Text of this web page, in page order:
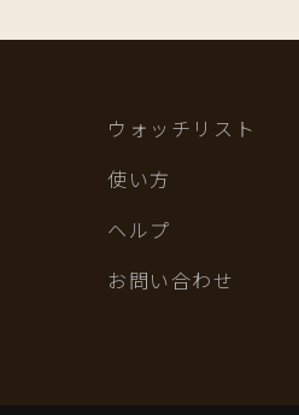
ウォッチリスト
使い方
ヘルプ
お問い合わせ